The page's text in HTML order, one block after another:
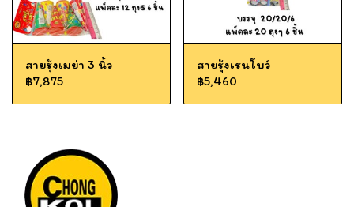
สายรุ้งเมย่า 3 นิ้ว
฿7,875
สายรุ้งเรนโบว์
฿5,460